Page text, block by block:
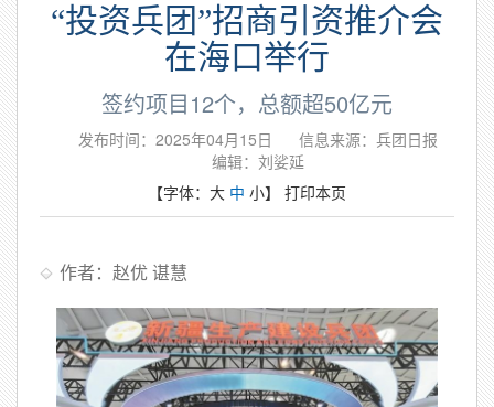
“投资兵团”招商引资推介会
在海口举行
签约项目12个，总额超50亿元
发布时间：2025年04月15日
信息来源：兵团日报
编辑：刘娑延
【字体： 大 中 小】 打印本页
作者：赵优 谌慧